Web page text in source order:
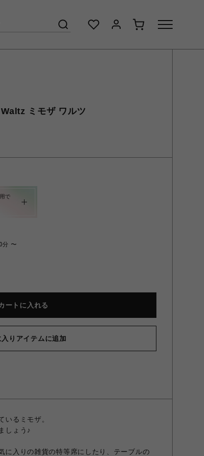
ミモザ ワルツ
で
分 〜
ートに入れる
入りアイテムに追加
いるミモザ。
しょう♪
に入りの雑貨の特等席にしたり、テーブルの